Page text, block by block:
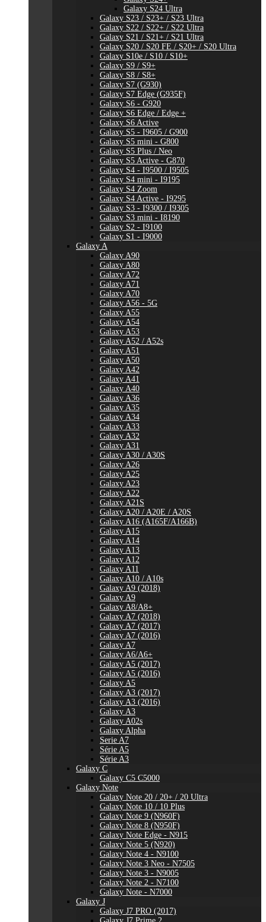
Galaxy S24 Ultra
Galaxy S23 / S23+ / S23 Ultra
Galaxy S22 / S22+ / S22 Ultra
Galaxy S21 / S21+ / S21 Ultra
Galaxy S20 / S20 FE / S20+ / S20 Ultra
Galaxy S10e / S10 / S10+
Galaxy S9 / S9+
Galaxy S8 / S8+
Galaxy S7 (G930)
Galaxy S7 Edge (G935F)
Galaxy S6 - G920
Galaxy S6 Edge / Edge +
Galaxy S6 Active
Galaxy S5 - I9605 / G900
Galaxy S5 mini - G800
Galaxy S5 Plus / Neo
Galaxy S5 Active - G870
Galaxy S4 - I9500 / I9505
Galaxy S4 mini - I9195
Galaxy S4 Zoom
Galaxy S4 Active - I9295
Galaxy S3 - I9300 / I9305
Galaxy S3 mini - I8190
Galaxy S2 - I9100
Galaxy S1 - I9000
Galaxy A
Galaxy A90
Galaxy A80
Galaxy A72
Galaxy A71
Galaxy A70
Galaxy A56 - 5G
Galaxy A55
Galaxy A54
Galaxy A53
Galaxy A52 / A52s
Galaxy A51
Galaxy A50
Galaxy A42
Galaxy A41
Galaxy A40
Galaxy A36
Galaxy A35
Galaxy A34
Galaxy A33
Galaxy A32
Galaxy A31
Galaxy A30 / A30S
Galaxy A26
Galaxy A25
Galaxy A23
Galaxy A22
Galaxy A21S
Galaxy A20 / A20E / A20S
Galaxy A16 (A165F/A166B)
Galaxy A15
Galaxy A14
Galaxy A13
Galaxy A12
Galaxy A11
Galaxy A10 / A10s
Galaxy A9 (2018)
Galaxy A9
Galaxy A8/A8+
Galaxy A7 (2018)
Galaxy A7 (2017)
Galaxy A7 (2016)
Galaxy A7
Galaxy A6/A6+
Galaxy A5 (2017)
Galaxy A5 (2016)
Galaxy A5
Galaxy A3 (2017)
Galaxy A3 (2016)
Galaxy A3
Galaxy A02s
Galaxy Alpha
Serie A7
Série A5
Série A3
Galaxy C
Galaxy C5 C5000
Galaxy Note
Galaxy Note 20 / 20+ / 20 Ultra
Galaxy Note 10 / 10 Plus
Galaxy Note 9 (N960F)
Galaxy Note 8 (N950F)
Galaxy Note Edge - N915
Galaxy Note 5 (N920)
Galaxy Note 4 - N9100
Galaxy Note 3 Neo - N7505
Galaxy Note 3 - N9005
Galaxy Note 2 - N7100
Galaxy Note - N7000
Galaxy J
Galaxy J7 PRO (2017)